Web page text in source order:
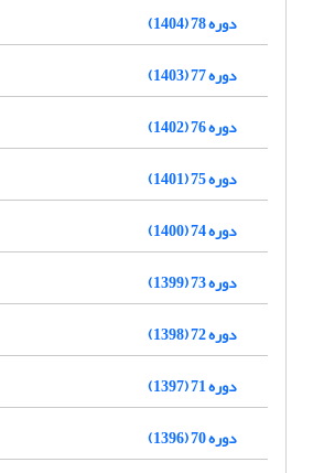
دوره 78 (1404)
دوره 77 (1403)
دوره 76 (1402)
دوره 75 (1401)
دوره 74 (1400)
دوره 73 (1399)
دوره 72 (1398)
دوره 71 (1397)
دوره 70 (1396)